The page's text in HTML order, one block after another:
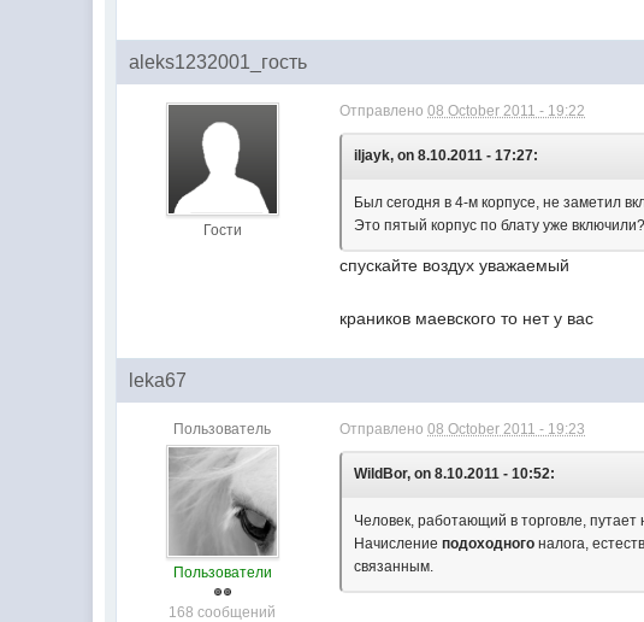
aleks1232001_гость
Гости
Отправлено08 October 2011 - 19:22
iljayk, on 8.10.2011 - 17:27:
Был сегодня в 4-м корпусе, не заметил
Это пятый корпус по блату уже
спускайте воздух уважаемый
краников маевского то нет у вас
leka67
Пользователь
Пользователи
168 сообщений
Отправлено08 October 2011 - 19:23
WildBor, on 8.10.2011 - 10:52:
Человек, работающий в торговле, путает
Начислениеподоходного налога,
связанным.